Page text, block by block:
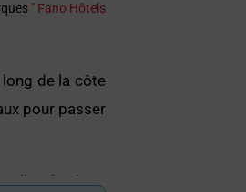
" Fano Hôtels
de la côte
pour passer
de vie et